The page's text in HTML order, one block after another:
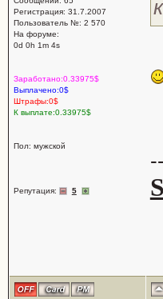
Регистрация: 31.7.2007
Пользователь №: 2 570
На форуме:
0d 0h 1m 4s
Заработано:0.33975$
Выплачено:0$
Штрафы:0$
К выплате:0.33975$
Пол: мужской
Репутация: 5